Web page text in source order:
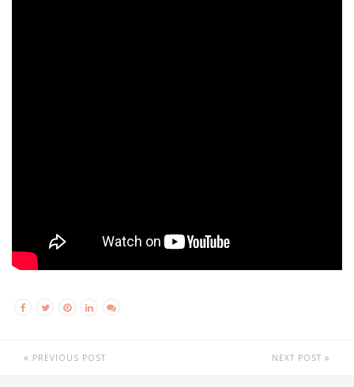
PREVIOUS POST NEXT POST